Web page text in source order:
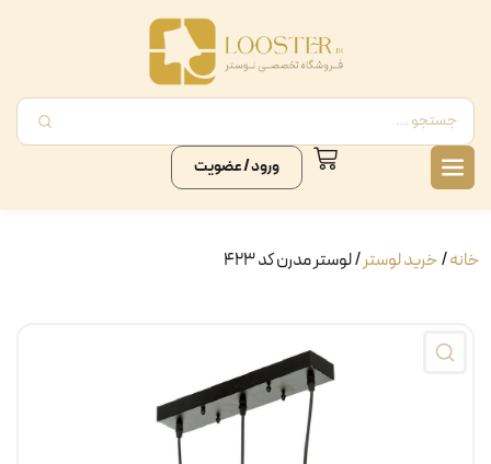
ورود / عضویت
خانه/خرید لوستر/ لوستر مدرن کد ۴۲۳